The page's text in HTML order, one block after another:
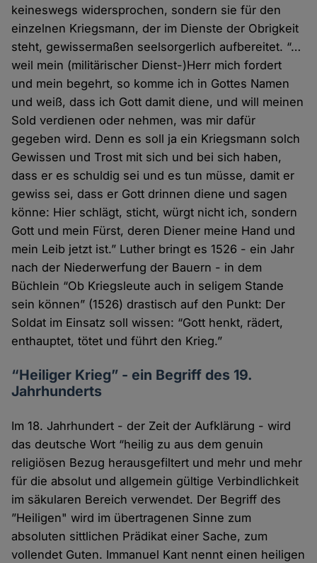
keineswegs widersprochen, sondern sie für den
einzelnen Kriegsmann, der im Dienste der Obrigkeit
steht, gewissermaßen seelsorgerlich aufbereitet. “…
weil mein (militärischer Dienst-)Herr mich fordert
und mein begehrt, so komme ich in Gottes Namen
und weiß, dass ich Gott damit diene, und will meinen
Sold verdienen oder nehmen, was mir dafür
gegeben wird. Denn es soll ja ein Kriegsmann solch
Gewissen und Trost mit sich und bei sich haben,
dass er es schuldig sei und es tun müsse, damit er
gewiss sei, dass er Gott drinnen diene und sagen
könne: Hier schlägt, sticht, würgt nicht ich, sondern
Gott und mein Fürst, deren Diener meine Hand und
mein Leib jetzt ist.” Luther bringt es 1526 - ein Jahr
nach der Niederwerfung der Bauern - in dem
Büchlein “Ob Kriegsleute auch in seligem Stande
sein können” (1526) drastisch auf den Punkt: Der
Soldat im Einsatz soll wissen: “Gott henkt, rädert,
enthauptet, tötet und führt den Krieg.”
“Heiliger Krieg” - ein Begriff des 19.
Jahrhunderts
Im 18. Jahrhundert - der Zeit der Aufklärung - wird
das deutsche Wort “heilig zu aus dem genuin
religiösen Bezug herausgefiltert und mehr und mehr
für die absolut und allgemein gültige Verbindlichkeit
im säkularen Bereich verwendet. Der Begriff des
”Heiligen" wird im übertragenen Sinne zum
absoluten sittlichen Prädikat einer Sache, zum
vollendet Guten. Immanuel Kant nennt einen heiligen